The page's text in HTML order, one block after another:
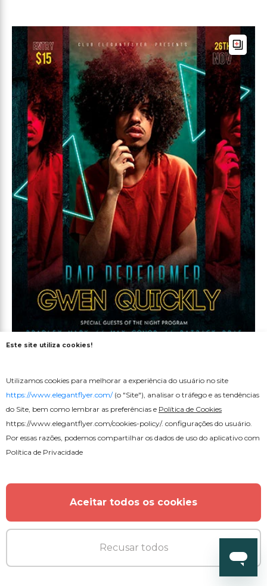
Folheto de Apresentação do Rapper
Este site utiliza cookies!
Utilizamos cookies para melhorar a experiência do usuário no site
https://www.elegantflyer.com/(o "Site"), analisar o tráfego e as tendências
do Site, bem como lembrar as preferências e Política de Cookies
https://www.elegantflyer.com/cookies-policy/. configurações do usuário.
Por essas razões, podemos compartilhar os dados de uso do aplicativo com
Política de Privacidade
Aceitar todos os cookies
Recusar todos